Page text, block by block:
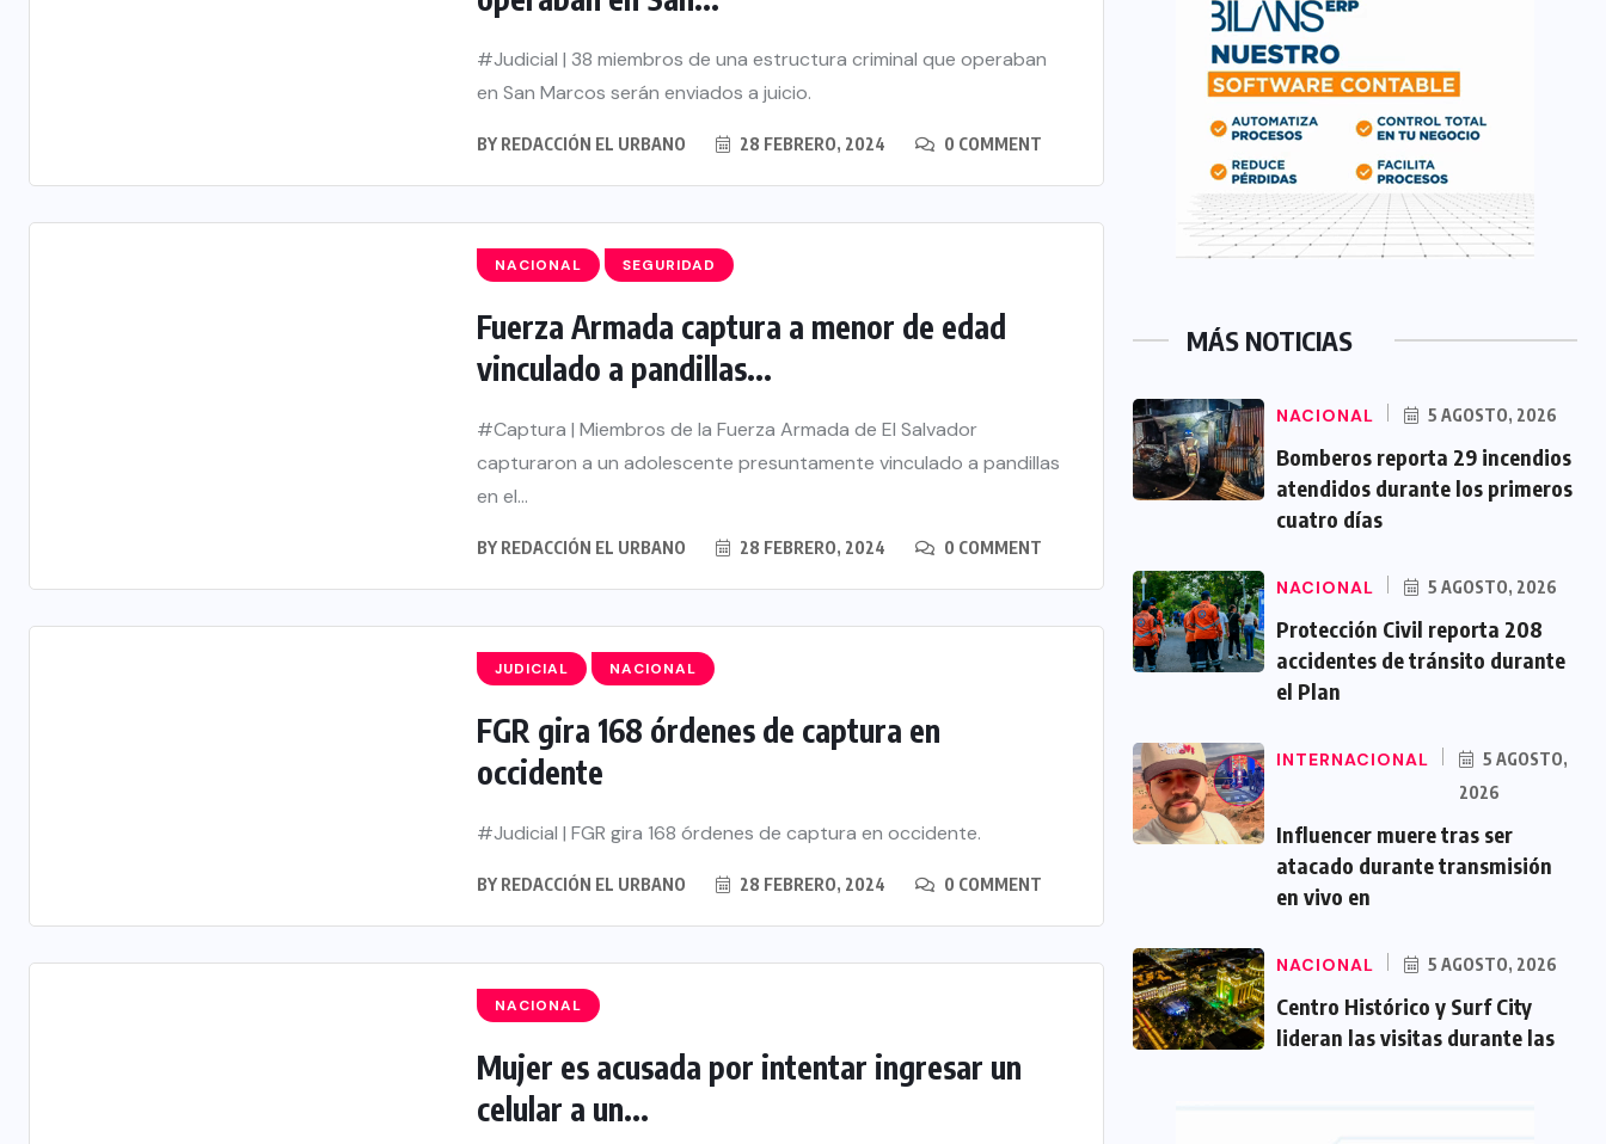
#Judicial | 38 miembros de una estructura criminal que operaban
en San Marcos serán enviados a juicio.
BY REDACCIÓN EL URBANO 28 FEBRERO, 2024 0 COMMENT
NACIONAL SEGURIDAD
Fuerza Armada captura a menor de edad
vinculado a pandillas...
#Captura | Miembros de la Fuerza Armada de El Salvador
capturaron a un adolescente presuntamente vinculado a pandillas
en el...
BY REDACCIÓN EL URBANO 28 FEBRERO, 2024 0 COMMENT
JUDICIAL NACIONAL
FGR gira 168 órdenes de captura en
occidente
#Judicial | FGR gira 168 órdenes de captura en occidente.
BY REDACCIÓN EL URBANO 28 FEBRERO, 2024 0 COMMENT
NACIONAL
Mujer es acusada por intentar ingresar un
celular a un...
MÁS NOTICIAS
NACIONAL 5 AGOSTO, 2026
Bomberos reporta 29 incendios
atendidos durante los primeros
cuatro días
NACIONAL 5 AGOSTO, 2026
Protección Civil reporta 208
accidentes de tránsito durante
el Plan
INTERNACIONAL
5 AGOSTO,
2026
Influencer muere tras ser
atacado durante transmisión
en vivo en
NACIONAL 5 AGOSTO, 2026
Centro Histórico y Surf City
lideran las visitas durante las